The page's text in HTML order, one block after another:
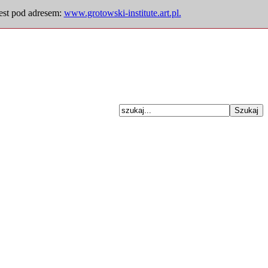
pod adresem: www.grotowski-institute.art.pl.